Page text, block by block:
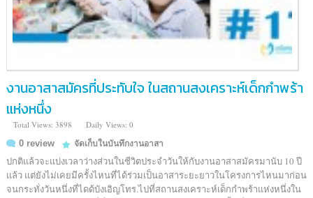
งานอาสาสมัครที่ประทับใจ ในสถานสงเคราะห์เด็กกำพร้า
แห่งหนึ่ง
Total Views: 3898
Daily Views: 0
0 review
จัดเก็บในบันทึกงานอาสา
ปกติแล้วจะแบ่งเวลาว่างส่วนในชีวิตประจำวันให้กับงานอาสาสมัครมานับ 10 ปี
แล้ว แต่ยังไม่เคยมีครั้งไหนที่ได้ร่วมเป็นอาสาระยะยาวในโครงการไหนมาก่อน
จนกระทั่งวันหนึ่งที่ไดด้บังเอิญโทร.ไปที่สถานสงเคราะห์เด็กกำพร้าแห่งหนึ่งใน